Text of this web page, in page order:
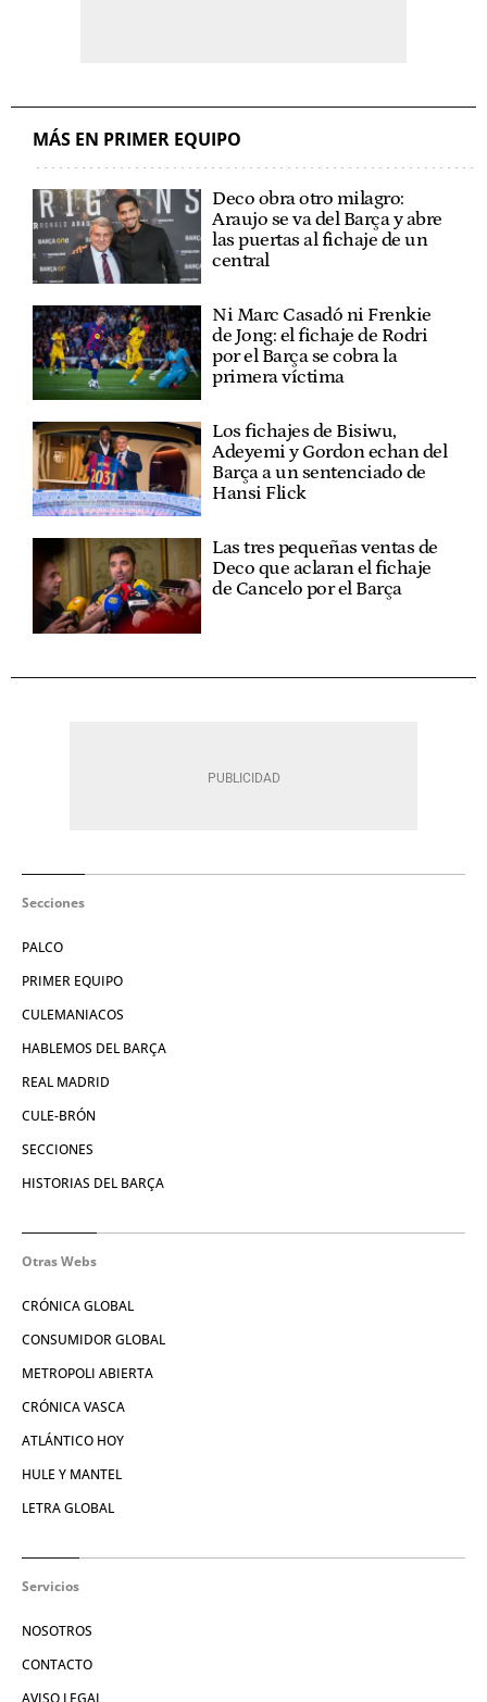
MÁS EN PRIMER EQUIPO
Deco obra otro milagro:
Araujo se va del Barça y abre
las puertas al fichaje de un
central
Ni Marc Casadó ni Frenkie
de Jong: el fichaje de Rodri
por el Barça se cobra la
primera víctima
Los fichajes de Bisiwu,
Adeyemi y Gordon echan del
Barça a un sentenciado de
Hansi Flick
Las tres pequeñas ventas de
Deco que aclaran el fichaje
de Cancelo por el Barça
Secciones
PALCO
PRIMER EQUIPO
CULEMANIACOS
HABLEMOS DEL BARÇA
REAL MADRID
CULE-BRÓN
SECCIONES
HISTORIAS DEL BARÇA
Otras Webs
CRÓNICA GLOBAL
CONSUMIDOR GLOBAL
METROPOLI ABIERTA
CRÓNICA VASCA
ATLÁNTICO HOY
HULE Y MANTEL
LETRA GLOBAL
Servicios
NOSOTROS
CONTACTO
AVISO LEGAL